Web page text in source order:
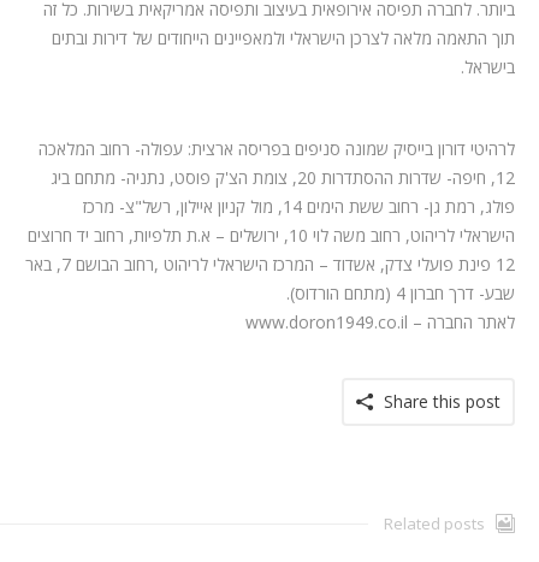
ביותר. לחברה תפיסה אירופאית בעיצוב ותפיסה אמריקאית בשירות. כל זה
תוך התאמה מלאה לצרכן הישראלי ולמאפיינים הייחודים של דירות ובתים
בישראל.
לרהיטי דורון בייסיק שמונה סניפים בפריסה ארצית: עפולה- רחוב המלאכה
12, חיפה- שדרות ההסתדרות 20, צומת הצ'ק פוסט, נתניה- מתחם ביג
פולג, רמת גן- רחוב ששת הימים 14, מול קניון איילון, רשל"צ- מרכז
הישראלי לריהוט, רחוב משה לוי 10, ירושלים – א.ת תלפיות, רחוב יד חרוצים
12 פינת פועלי צדק, אשדוד – המרכז הישראלי לריהוט ,רחוב הבושם 7, באר
שבע- דרך חברון 4 (מתחם הורדוס).
לאתר החברה – www.doron1949.co.il
Share this post
Related posts